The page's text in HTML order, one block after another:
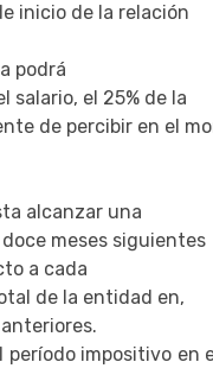
inicio de la relación
podrá
el 25% de la
de percibir en el
alcanzar una
meses siguientes
a cada
de la entidad en,
impositivo en